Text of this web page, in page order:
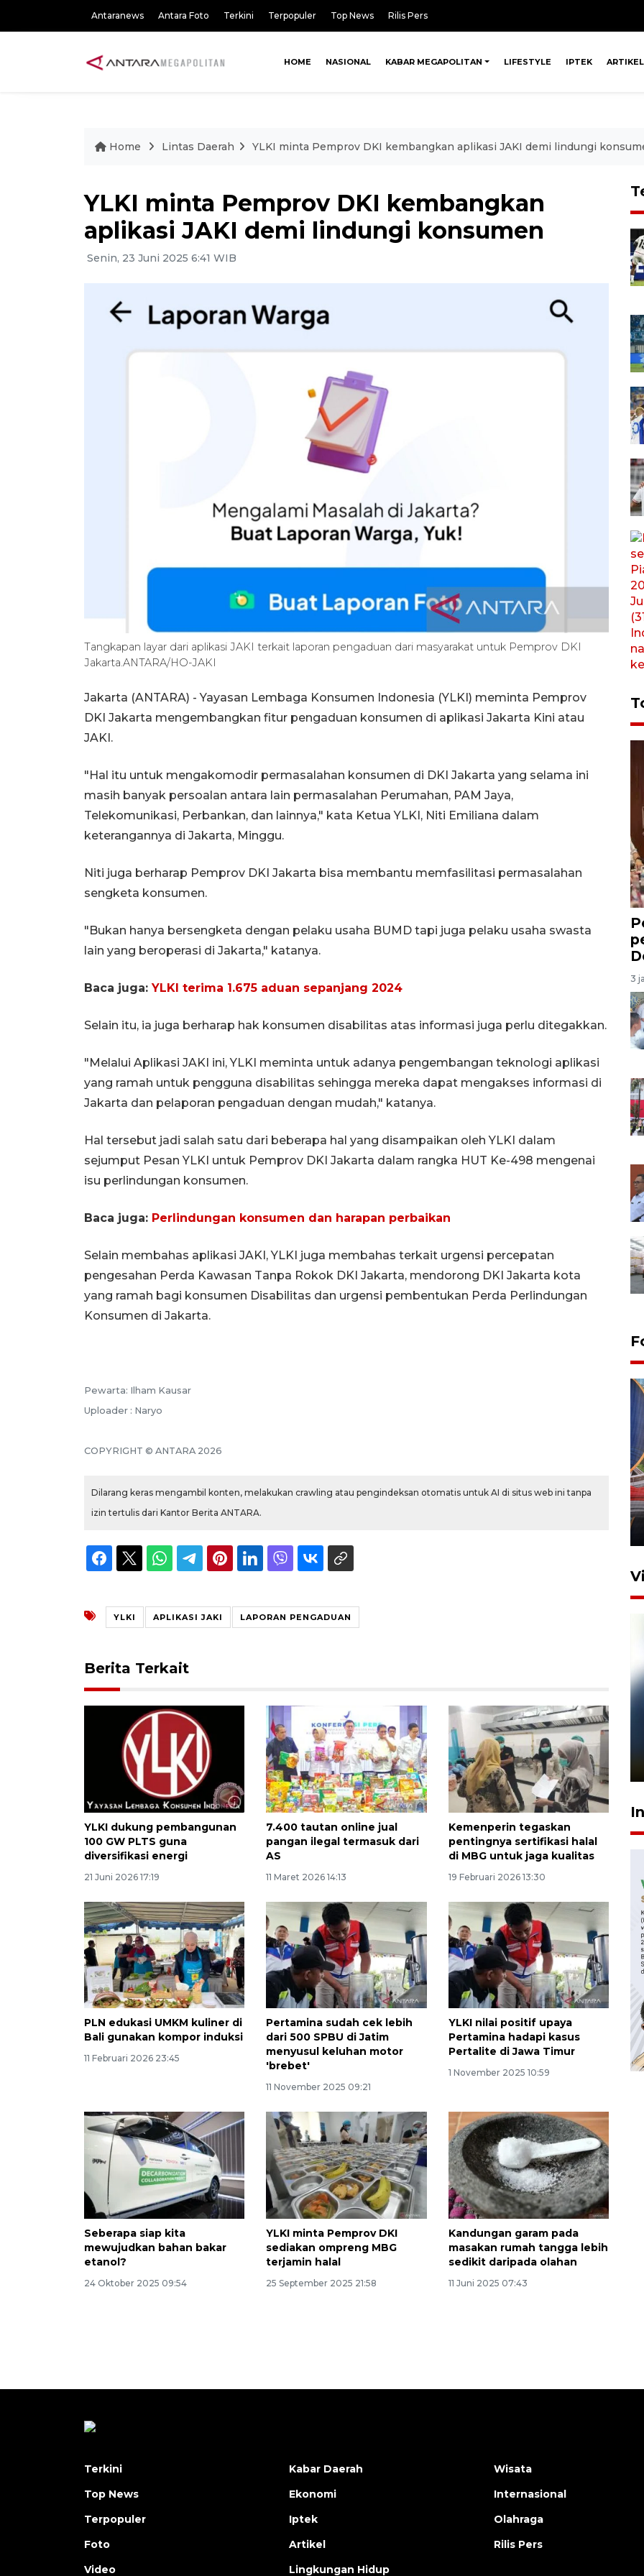
Antaranews Antara Foto Terkini Terpopuler Top News Rilis Pers
HOME NASIONAL KABAR MEGAPOLITAN LIFESTYLE IPTEK ARTIKEL
Home Lintas Daerah YLKI minta Pemprov DKI kembangkan aplikasi JAKI demi lindungi
YLKI minta Pemprov DKI kembangkan
aplikasi JAKI demi lindungi konsumen
Senin, 23 Juni 2025 6:41 WIB
Tangkapan layar dari aplikasi JAKI terkait laporan pengaduan dari masyarakat untuk Pemprov DKI
Jakarta.ANTARA/HO-JAKI
Jakarta (ANTARA) - Yayasan Lembaga Konsumen Indonesia (YLKI) meminta Pemprov
DKI Jakarta mengembangkan fitur pengaduan konsumen di aplikasi Jakarta Kini atau
JAKI.
"Hal itu untuk mengakomodir permasalahan konsumen di DKI Jakarta yang selama ini
masih banyak persoalan antara lain permasalahan Perumahan, PAM Jaya,
Telekomunikasi, Perbankan, dan lainnya," kata Ketua YLKI, Niti Emiliana dalam
keterangannya di Jakarta, Minggu.
Niti juga berharap Pemprov DKI Jakarta bisa membantu memfasilitasi permasalahan
sengketa konsumen.
"Bukan hanya bersengketa dengan pelaku usaha BUMD tapi juga pelaku usaha swasta
lain yang beroperasi di Jakarta," katanya.
Baca juga:YLKI terima 1.675 aduan sepanjang 2024
Selain itu, ia juga berharap hak konsumen disabilitas atas informasi juga perlu ditegakkan.
"Melalui Aplikasi JAKI ini, YLKI meminta untuk adanya pengembangan teknologi aplikasi
yang ramah untuk pengguna disabilitas sehingga mereka dapat mengakses informasi di
Jakarta dan pelaporan pengaduan dengan mudah," katanya.
Hal tersebut jadi salah satu dari beberapa hal yang disampaikan oleh YLKI dalam
sejumput Pesan YLKI untuk Pemprov DKI Jakarta dalam rangka HUT Ke-498 mengenai
isu perlindungan konsumen.
Baca juga: Perlindungan konsumen dan harapan perbaikan
Selain membahas aplikasi JAKI, YLKI juga membahas terkait urgensi percepatan
pengesahan Perda Kawasan Tanpa Rokok DKI Jakarta, mendorong DKI Jakarta kota
yang ramah bagi konsumen Disabilitas dan urgensi pembentukan Perda Perlindungan
Konsumen di Jakarta.
Pewarta: Ilham Kausar
Uploader : Naryo
COPYRIGHT © ANTARA 2026
Dilarang keras mengambil konten, melakukan crawling atau pengindeksan otomatis untuk AI di situs web ini tanpa
izin tertulis dari Kantor Berita ANTARA.
YLKI APLIKASI JAKI LAPORAN PENGADUAN
Berita Terkait
YLKI dukung pembangunan
100 GW PLTS guna
diversifikasi energi
21 Juni 2026 17:19
7.400 tautan online jual
pangan ilegal termasuk dari
AS
11 Maret 2026 14:13
Kemenperin tegaskan
pentingnya sertifikasi halal
di MBG untuk jaga kualitas
19 Februari 2026 13:30
PLN edukasi UMKM kuliner di
Bali gunakan kompor induksi
11 Februari 2026 23:45
Pertamina sudah cek lebih
dari 500 SPBU di Jatim
menyusul keluhan motor
'brebet'
11 November 2025 09:21
YLKI nilai positif upaya
Pertamina hadapi kasus
Pertalite di Jawa Timur
1 November 2025 10:59
Seberapa siap kita
mewujudkan bahan bakar
etanol?
24 Oktober 2025 09:54
YLKI minta Pemprov DKI
sediakan ompreng MBG
terjamin halal
25 September 2025 21:58
Kandungan garam pada
masakan rumah tangga lebih
sedikit daripada olahan
11 Juni 2025 07:43
3
perlintasan sebidang di
Pelanggan Filaha Farm setia
sampai 8 tahan?
1 Juni 2026 05:47
Waspadai penyakit saat
Terkini
Top News
Terpopuler
Foto
Video
Kabar Daerah
Ekonomi
Iptek
Artikel
Lingkungan Hidup
Wisata
Internasional
Olahraga
Rilis Pers